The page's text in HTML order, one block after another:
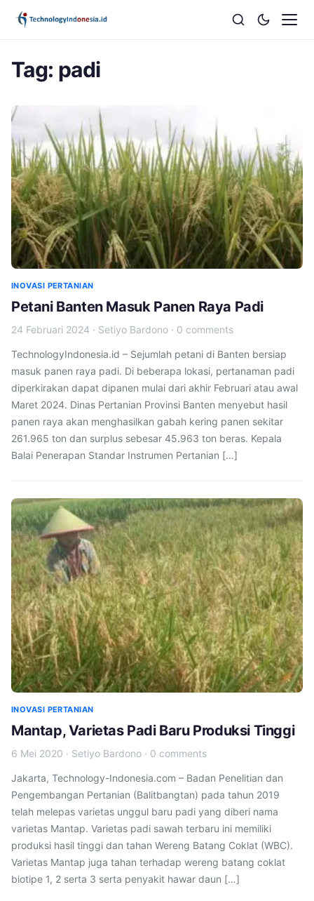
Tag: padi
INOVASI PERTANIAN
Petani Banten Masuk Panen Raya Padi
24 Februari 2024 · Setiyo Bardono · 0 comments
TechnologyIndonesia.id – Sejumlah petani di Banten bersiap
masuk panen raya padi. Di beberapa lokasi, pertanaman padi
diperkirakan dapat dipanen mulai dari akhir Februari atau awal
Maret 2024. Dinas Pertanian Provinsi Banten menyebut hasil
panen raya akan menghasilkan gabah kering panen sekitar
261.965 ton dan surplus sebesar 45.963 ton beras. Kepala
Balai Penerapan Standar Instrumen Pertanian […]
INOVASI PERTANIAN
Mantap, Varietas Padi Baru Produksi Tinggi
6 Mei 2020 · Setiyo Bardono · 0 comments
Jakarta, Technology-Indonesia.com – Badan Penelitian dan
Pengembangan Pertanian (Balitbangtan) pada tahun 2019
telah melepas varietas unggul baru padi yang diberi nama
varietas Mantap. Varietas padi sawah terbaru ini memiliki
produksi hasil tinggi dan tahan Wereng Batang Coklat (WBC).
Varietas Mantap juga tahan terhadap wereng batang coklat
biotipe 1, 2 serta 3 serta penyakit hawar daun […]